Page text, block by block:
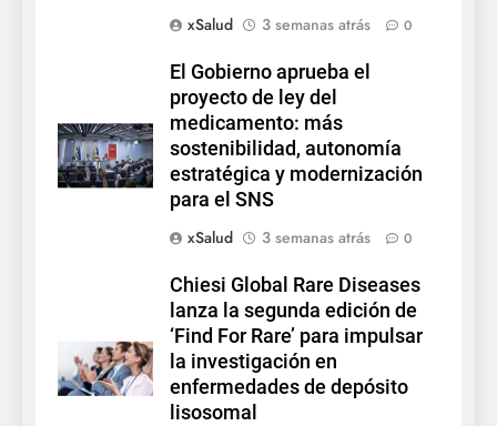
xSalud
3 semanas atrás 0
El Gobierno aprueba el
proyecto de ley del
medicamento: más
sostenibilidad, autonomía
estratégica y modernización
para el SNS
xSalud
3 semanas atrás 0
Chiesi Global Rare Diseases
lanza la segunda edición de
‘Find For Rare’ para impulsar
la investigación en
enfermedades de depósito
lisosomal